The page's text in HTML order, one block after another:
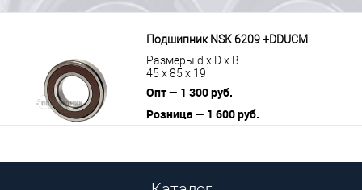
Подшипник NSK 6209 +DDUCM
Размеры d x D x B
45 x 85 x 19
Опт — 1 300 руб.
Розница — 1 600 руб.